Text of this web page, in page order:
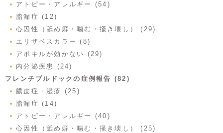
アトピー・アレルギー (54)
脂漏症 (12)
心因性（舐め癖・噛む・掻き壊し） (29)
エリザベスカラー (8)
アポキルが効かない (29)
内分泌疾患 (24)
フレンチブルドックの症例報告 (82)
膿皮症・湿疹 (25)
脂漏症 (14)
アトピー・アレルギー (40)
心因性（舐め癖・噛む・掻き壊し） (25)